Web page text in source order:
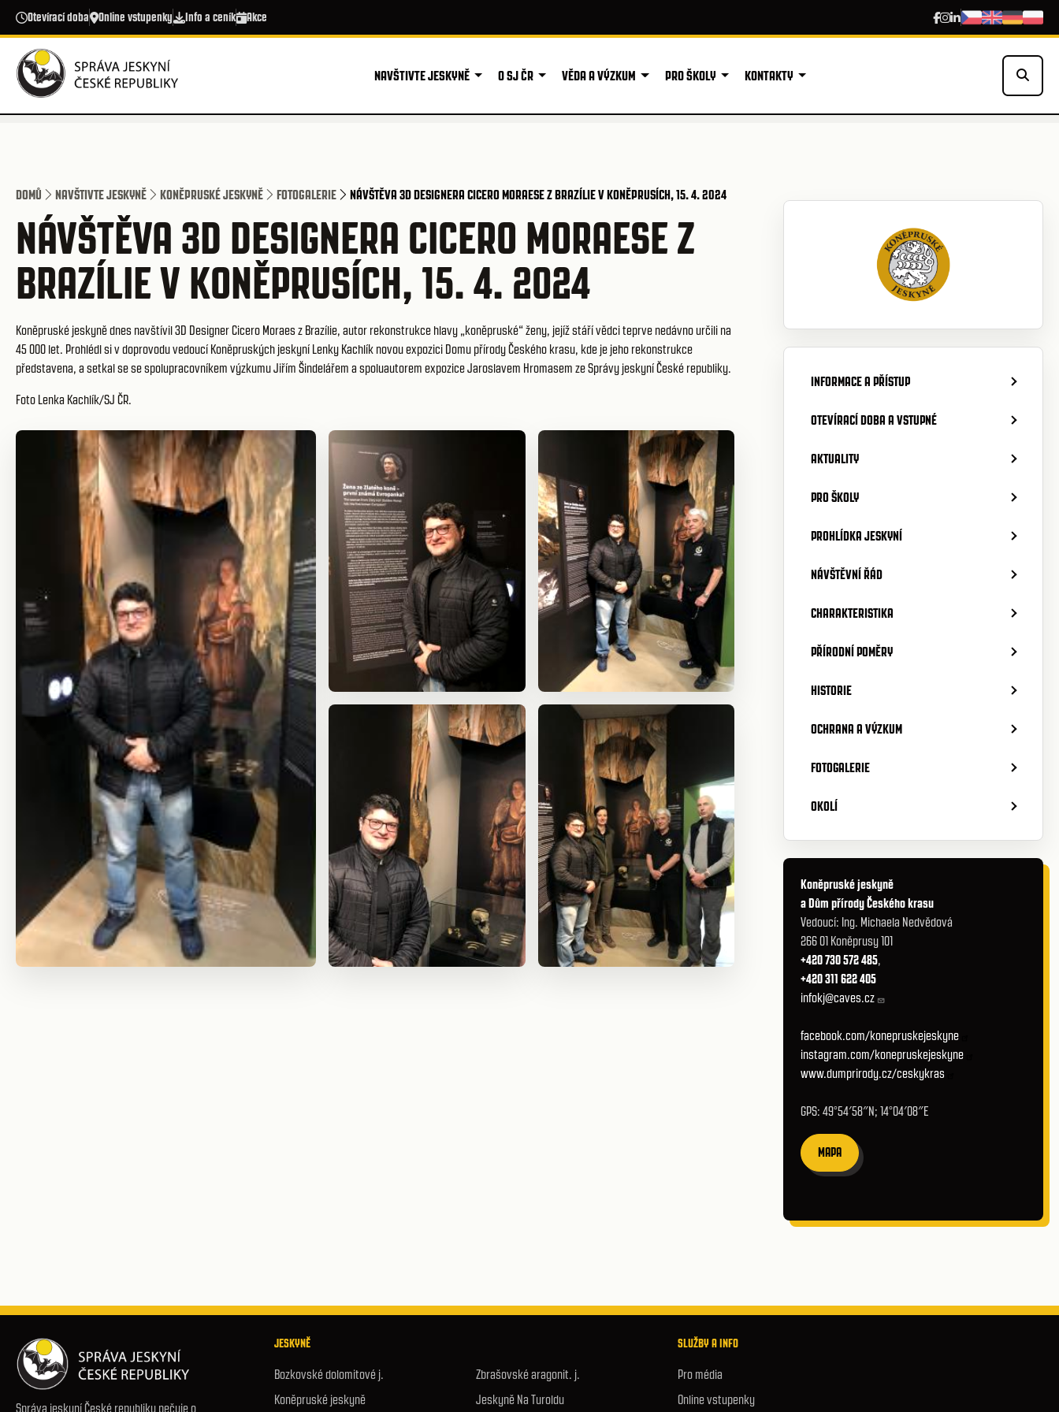
Přejít k hlavnímu obsahu
Otevírací doba Online vstupenky Info a ceník Akce
NAVŠTIVTE JESKYNĚ O SJ ČR VĚDA A VÝZKUM PRO ŠKOLY KONTAKTY
DOMŮ NAVŠTIVTE JESKYNĚ KONĚPRUSKÉ JESKYNĚ FOTOGALERIE NÁVŠTĚVA 3D DESIGNERA CICERO MORAESE Z BRAZÍLIE V KONĚPRUSÍCH, 15. 4. 2024
NÁVŠTĚVA 3D DESIGNERA CICERO MORAESE Z
BRAZÍLIE V KONĚPRUSÍCH, 15. 4. 2024
Koněpruské jeskyně dnes navštívil 3D Designer Cicero Moraes z Brazílie, autor rekonstrukce hlavy „koněpruské“ ženy, jejíž stáří vědci teprve nedávno určili na
45 000 let. Prohlédl si v doprovodu vedoucí Koněpruských jeskyní Lenky Kachlík novou expozici Domu přírody Českého krasu, kde je jeho rekonstrukce
představena, a setkal se se spolupracovníkem výzkumu Jiřím Šindelářem a spoluautorem expozice Jaroslavem Hromasem ze Správy jeskyní České republiky.
Foto Lenka Kachlík/SJ ČR.
INFORMACE A PŘÍSTUP
OTEVÍRACÍ DOBA A VSTUPNÉ
AKTUALITY
PRO ŠKOLY
PROHLÍDKA JESKYNÍ
NÁVŠTĚVNÍ ŘÁD
CHARAKTERISTIKA
PŘÍRODNÍ POMĚRY
HISTORIE
OCHRANA A VÝZKUM
FOTOGALERIE
OKOLÍ
Koněpruské jeskyně
a Dům přírody Českého krasu
Vedoucí: Ing. Michaela Nedvědová
266 01 Koněprusy 101
+420 730 572 485,
+420 311 622 405
infokj@caves.cz
facebook.com/konepruskejeskyne
instagram.com/konepruskejeskyne
www.dumprirody.cz/ceskykras
GPS: 49°54′58″N; 14°04′08″E
MAPA
Správa jeskyní České republiky pečuje o
JESKYNĚ
Bozkovské dolomitové j.
Koněpruské jeskyně
Zbrašovské aragonit. j.
Jeskyně Na Turoldu
SLUŽBY A INFO
Pro média
Online vstupenky